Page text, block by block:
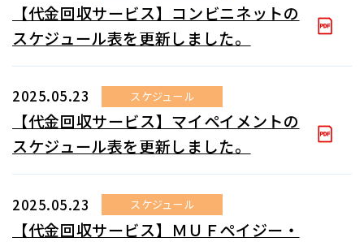
【代金回収サービス】コンビニネットの
スケジュール表を更新しました。
2025.05.23 スケジュール
【代金回収サービス】マイペイメントの
スケジュール表を更新しました。
2025.05.23 スケジュール
【代金回収サービス】ＭＵＦペイジー・